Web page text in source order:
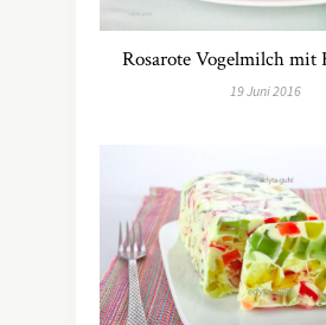
Rosarote Vogelmilch mit
19 Juni 2016